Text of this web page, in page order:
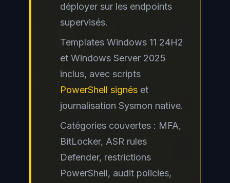
déployer sur les endpoints
supervisés.
Templates Windows 11 24H2
et Windows Server 2025
inclus, avec scripts
PowerShell signés et
journalisation Sysmon native.
Catégories couvertes : MFA,
BitLocker, ASR rules
Defender, restrictions
PowerShell, audit policies,